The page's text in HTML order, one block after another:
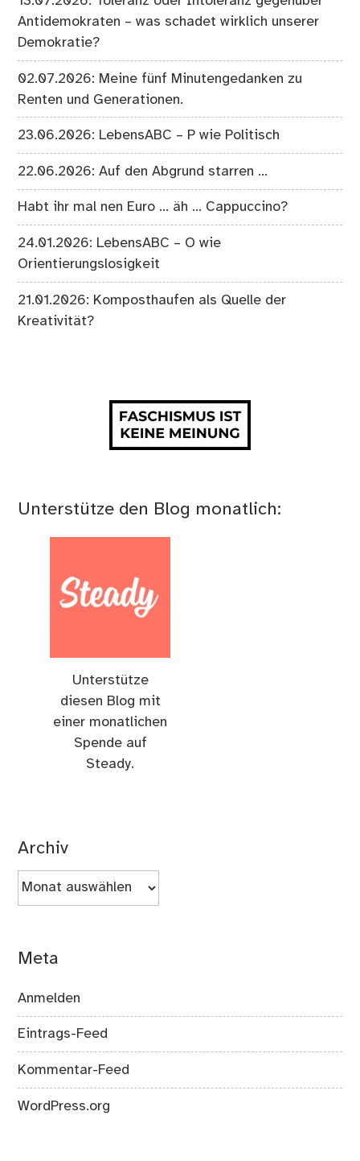
Antidemokraten – was schadet wirklich unserer
Demokratie?
02.07.2026: Meine fünf Minutengedanken zu
Renten und Generationen.
23.06.2026: LebensABC – P wie Politisch
22.06.2026: Auf den Abgrund starren …
Habt ihr mal nen Euro … äh … Cappuccino?
24.01.2026: LebensABC – O wie
Orientierungslosigkeit
21.01.2026: Komposthaufen als Quelle der
Kreativität?
Unterstütze den Blog monatlich:
Unterstütze
diesen Blog mit
einer monatlichen
Spende auf
Steady.
Archiv
Archiv
Meta
Anmelden
Eintrags-Feed
Kommentar-Feed
WordPress.org